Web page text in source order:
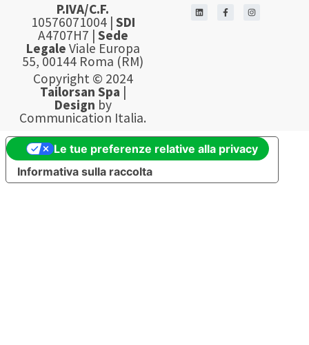
P.IVA/C.F.
10576071004 | SDI
A4707H7 | Sede
Legale Viale Europa
55, 00144 Roma (RM)
Copyright © 2024
Tailorsan Spa
Design by
Communication Italia.
Informativa sulla raccolta
Le tue preferenze relative alla privacy